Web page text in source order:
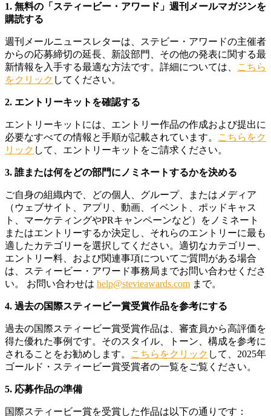
1. 無料の「スティービー・アワード」週刊メールマガジンを
購読する
週刊メールニュースレターは、ステビー・アワードの主催者
からの応募締切の延長、新設部門、その他の発表に関する最
新情報を入手する最適な方法です。詳細については、
こちら
をクリック してください。
2. エントリーキットを確認する
エントリーキットには、エントリー作品の作成および提出に
必要なすべての情報と手順が記載されています。
こちらをク
リック して、エントリーキットをご請求ください。
3. 誰または何をどの部門にノミネートするかを決める
ご自身の組織内で、どの個人、グループ、またはメディア
（ウェブサイト、アプリ、動画、イベント、ポッドキャス
ト、マーケティングやPRキャンペーンなど）をノミネート
またはエントリーするか決定し、それらのエントリーに最も
適したカテゴリーを選択してください。適切なカテゴリー、
エントリー料、および関連事項についてご質問がある場合
は、スティービー・アワード事務局までお問い合わせくださ
い。 お問い合わせは help@stevieawards.com まで。
4. 過去の国際スティービー賞受賞作品を参考にする
過去の国際スティービー賞受賞作品は、審査員から高評価を
得た優れた事例です。そのスタイル、トーン、構成を参考に
されることをお勧めします。
こちらをクリック して、2025年
ゴールド・スティービー賞受賞者の一覧をご覧ください。
5. 応募作品の準備
国際スティービー賞を受賞した作品は以下の通りです：